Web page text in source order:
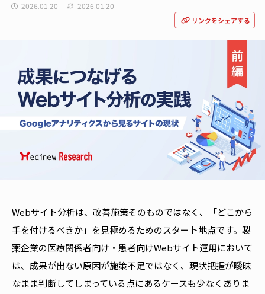
2026.01.20 2026.01.20
リンクをシェアする
Webサイト分析は、改善施策そのものではなく、「どこから
手を付けるべきか」を見極めるためのスタート地点です。製
薬企業の医療関係者向け・患者向けWebサイト運用において
は、成果が出ない原因が施策不足ではなく、現状把握が曖昧
なまま判断してしまっている点にあるケースも少なくありま